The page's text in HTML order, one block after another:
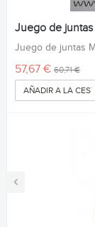
‹
Juego de
Juego de juntas
57,67 € 60,71 €
AÑADIR A LA CESTA